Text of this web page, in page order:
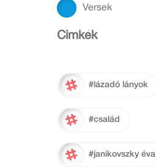
Versek
Cimkék
#lázadó lányok
#család
#janikovszky éva